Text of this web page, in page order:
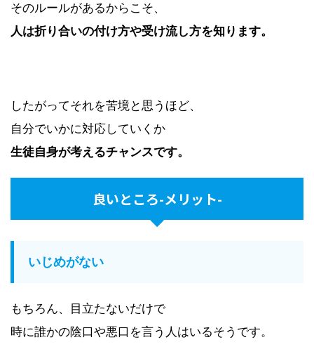
そのルールがあるからこそ、
人は折り合いの付け方や受け流し方を知ります。
したがってそれを苦境と思うほど、
自分でいかに対応していくか
生徒自身が考えるチャンスです。
良いところ-メリット-
いじめがない
もちろん、目立たないだけで
時に誰かの陰口や悪口を言う人はいるそうです。